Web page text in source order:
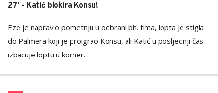
27' - Katić blokira Konsu!
Eze je napravio pometnju u odbrani bh. tima, lopta je stigla
do Palmera koji je proigrao Konsu, ali Katić u posljednji čas
izbacuje loptu u korner.